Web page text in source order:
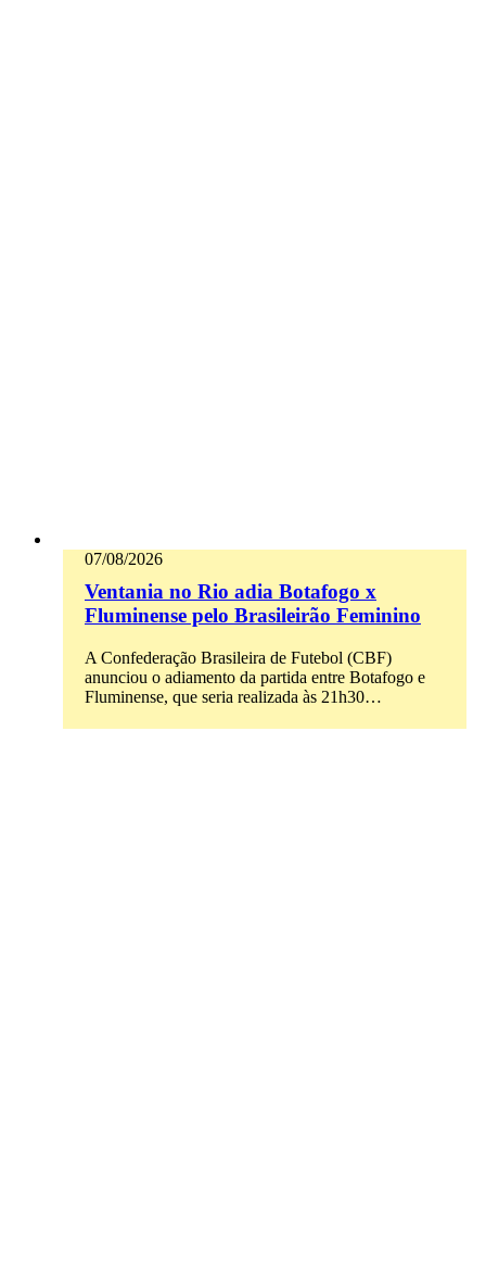
07/08/2026
Ventania no Rio adia Botafogo x
Fluminense pelo Brasileirão Feminino
A Confederação Brasileira de Futebol (CBF)
anunciou o adiamento da partida entre Botafogo e
Fluminense, que seria realizada às 21h30…